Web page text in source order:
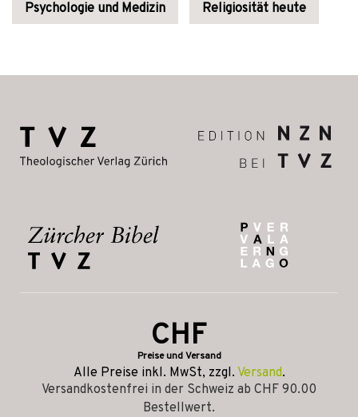
Psychologie und Medizin Religiosität heute
CHF
Preise und Versand
Alle Preise inkl. MwSt, zzgl. Versand.
Versandkostenfrei in der Schweiz ab CHF 90.00
Bestellwert.